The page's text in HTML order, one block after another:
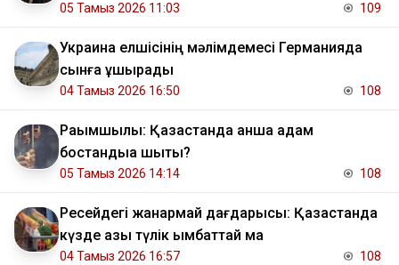
05 Тамыз 2026 11:03 109
Украина елшісінің мәлімдемесі Германияда
сынға ұшырады
04 Тамыз 2026 16:50 108
Рақымшылық: Қазақстанда қанша адам
бостандыққа шықты?
05 Тамыз 2026 14:14 108
Ресейдегі жанармай дағдарысы: Қазақстанда
күзде азық түлік қымбаттай ма
04 Тамыз 2026 16:57 108